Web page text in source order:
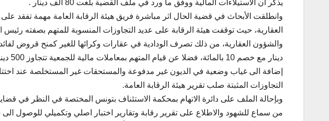
يذكر ان الاستيلاءات المالية ووفق ما ورد في ملف القضية بلغت 80 ألف دينار .
وانطلقت الأبحاث في قضية الحال اثر مباشرة فريق هيئة الرقابة العامة مهمة تفقد
العقارية، حيث توقفت هيئة الرقابة على عديد التجاوزات المنسوبة للمتهم بصفته رئيس
دينار
إضافة الى غياب وضعية في الديون غير مدفوعة والمستحقات غير المستخلصة عند
التجاوزات المثبتة صلب تقرير هيئة الرقابة العامة.
وبإحالة الملف على دائرة الاتهام بمحكمة الاستئناف بتونس المختصة في النظر في
من سماع للشهود والاطلاع على تقرير رقابة وتقارير اختبار اصلي وتكميلي للوصول